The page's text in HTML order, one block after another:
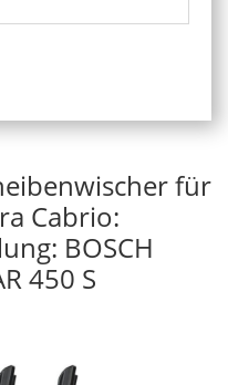
für
Cabrio:
BOSCH
450 S